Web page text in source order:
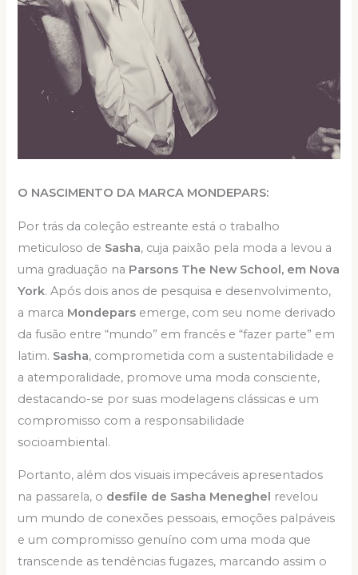
O NASCIMENTO DA MARCA MONDEPARS:
Por trás da coleção estreante está o trabalho
meticuloso de Sasha, cuja paixão pela moda a levou a
uma graduação na Parsons The New School, em Nova
York. Após dois anos de pesquisa e desenvolvimento,
a marca Mondepars emerge, com seu nome derivado
da fusão entre “mundo” em francês e “fazer parte” em
latim. Sasha, comprometida com a sustentabilidade e
a atemporalidade, promove uma moda consciente,
destacando-se por suas modelagens clássicas e um
compromisso com a responsabilidade
socioambiental.
Portanto, além dos visuais impecáveis apresentados
na passarela, o desfile de Sasha Meneghel revelou
um mundo de conexões pessoais, emoções palpáveis
e um compromisso genuíno com uma moda que
transcende as tendências fugazes, marcando assim o